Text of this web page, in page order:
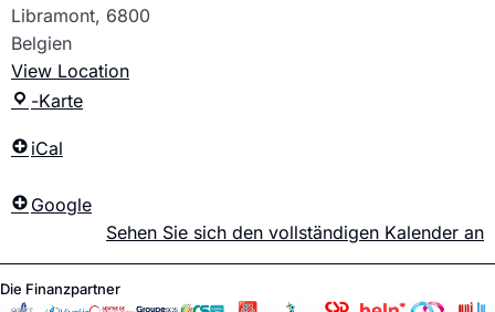
Libramont, 6800
Belgien
View Location
-Karte
iCal
Google
Sehen Sie sich den vollständigen Kalender an
Die Finanzpartner